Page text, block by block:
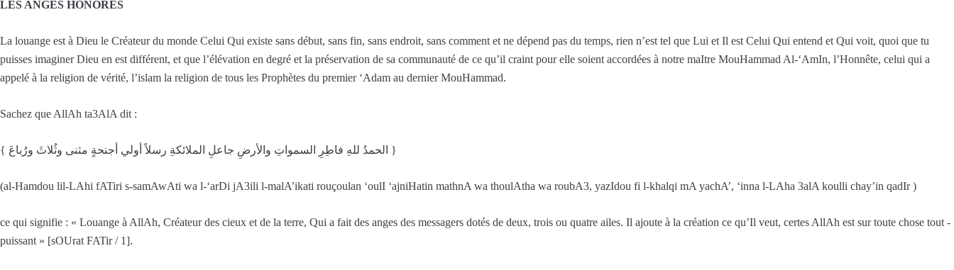
LES ANGES HONORÉS
La louange est à Dieu le Créateur du monde Celui Qui existe sans début, sans fin, sans endroit, sans comment et ne dépend pas du temps, rien n’est tel que Lui et Il est Celui Qui entend et Qui voit, quoi que tu
puisses imaginer Dieu en est différent, et que l’élévation en degré et la préservation de sa communauté de ce qu’il craint pour elle soient accordées à notre maItre MouHammad Al-‘AmIn, l’Honnête, celui qui a
appelé à la religion de vérité, l’islam la religion de tous les Prophètes du premier ‘Adam au dernier MouHammad.
Sachez que AllAh ta3AlA dit :
{ الحمدُ للهِ فاطِرِ السمواتِ والأرضِ جاعلِ الملائكةِ رسلاً أولي أجنحةٍ مثنى وثُلاثَ ورُباعَ }
(al-Hamdou lil-LAhi fATiri s-samAwAti wa l-‘arDi jA3ili l-malA’ikati rouçoulan ‘oulI ‘ajniHatin mathnA wa thoulAtha wa roubA3, yazIdou fi l-khalqi mA yachA’, ‘inna l-LAha 3alA koulli chay’in qadIr )
ce qui signifie : « Louange à AllAh, Créateur des cieux et de la terre, Qui a fait des anges des messagers dotés de deux, trois ou quatre ailes. Il ajoute à la création ce qu’Il veut, certes AllAh est sur toute chose tout -
puissant » [sOUrat FATir / 1].